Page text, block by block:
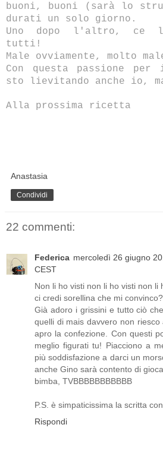
buoni, buoni (sarà lo
durati un solo giorno.
Uno dopo l'altro, ce
tutti!
Male ovviamente, molto
Con questa passione
sto lievitando anche io,
Alla prossima ricetta
Anastasia
Condividi
22 commenti:
Federica mercoledì 26 giugno
CEST
Non li ho visti non li ho visti non li
ci credi sorellina che mi
Già adoro i grissini e tutto ciò
quelli di mais davvero non
apro la confezione. Con questi
meglio figurati tu! Piacciono a
più soddisfazione a darci un
anche Gino sarà contento di
bimba, TVBBBBBBBBBBB
P.S. è simpaticissima la scritta
Rispondi